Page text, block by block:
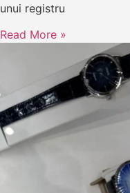
unui registru
Read More »